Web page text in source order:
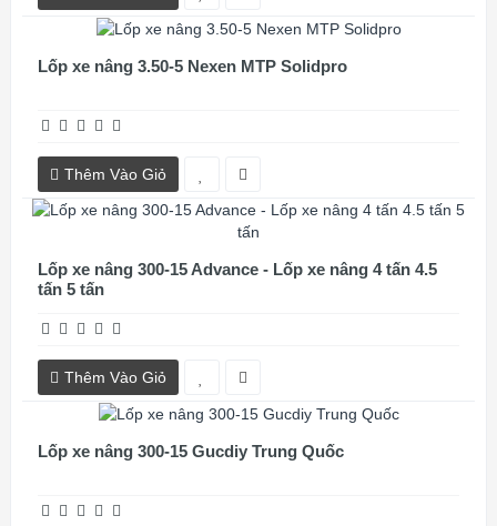
Lốp xe nâng 3.50-5 Nexen MTP Solidpro
Thêm Vào Giỏ
Lốp xe nâng 300-15 Advance - Lốp xe nâng 4 tấn 4.5
tấn 5 tấn
Thêm Vào Giỏ
Lốp xe nâng 300-15 Gucdiy Trung Quốc